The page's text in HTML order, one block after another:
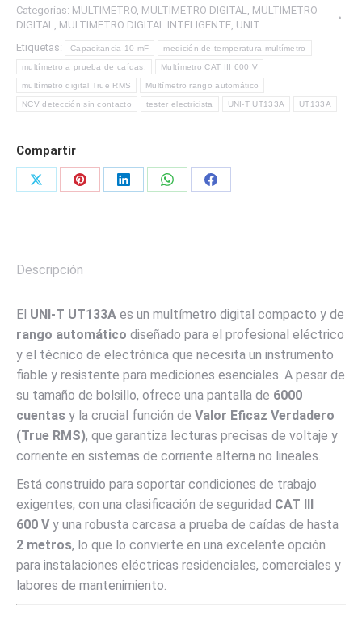
UNI-
T
cantidad
Categorías: MULTIMETRO MULTIMETRO DIGITAL
MULTIMETRO
DIGITAL
MULTIMETRO DIGITAL INTELIGENTE UNIT
Etiquetas:
Capacitancia 10 mF medición de temperatura multímetro
multímetro a prueba de caídas. Multímetro CAT III 600 V
multímetro digital True RMS Multímetro rango automático
NCV detección sin contacto tester electricista UNI-T UT133A UT133A
Compartir
Share
Share
Share
Share
Share
Descripción
El UNI-T UT133A es un multímetro digital compacto y de
rango automático diseñado para el profesional eléctrico
y el técnico de electrónica que necesita un instrumento
fiable y resistente para mediciones esenciales. A pesar de
su tamaño de bolsillo, ofrece una pantalla de 6000
cuentas y la crucial función de Valor Eficaz Verdadero
(True RMS), que garantiza lecturas precisas de voltaje y
corriente en sistemas de corriente alterna no lineales.
Está construido para soportar condiciones de trabajo
exigentes, con una clasificación de seguridad CAT III
600 Vy una robusta carcasa a prueba de caídas de hasta
2 metros, lo que lo convierte en una excelente opción
para instalaciones eléctricas residenciales, comerciales y
labores de mantenimiento.